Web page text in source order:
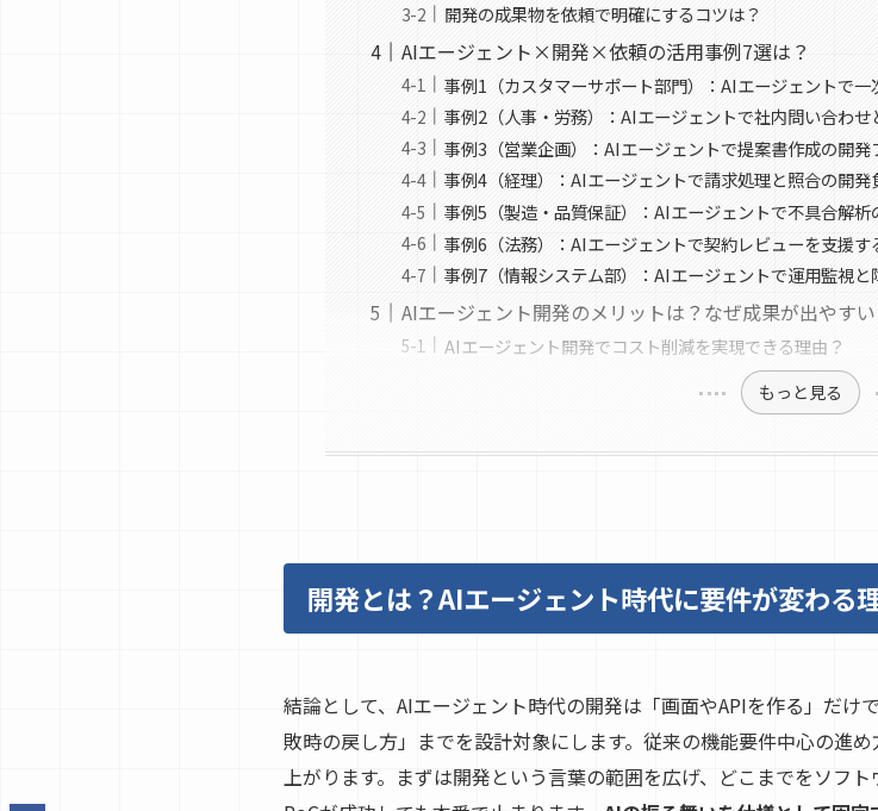
開発の成果物を依頼で明確にするコツは？
AIエージェント×開発×依頼の活用事例7選は？
事例1（カスタマーサポート部門）：AIエージェントで一
事例2（人事・労務）：AIエージェントで社内問い合わせ
事例3（営業企画）：AIエージェントで提案書作成の開発
事例4（経理）：AIエージェントで請求処理と照合の開発
事例5（製造・品質保証）：AIエージェントで不具合解析
事例6（法務）：AIエージェントで契約レビューを支援す
事例7（情報システム部）：AIエージェントで運用監視と
AIエージェント開発のメリットは？なぜ成果が出やすい
AIエージェント開発でコスト削減を実現できる理由？
もっと見る
開発とは？AIエージェント時代に要件が変わる
結論として、AIエージェント時代の開発は「画面やAPIを作る」だ
敗時の戻し方」までを設計対象にします。従来の機能要件中心の進
上がります。まずは開発という言葉の範囲を広げ、どこまでをソフ